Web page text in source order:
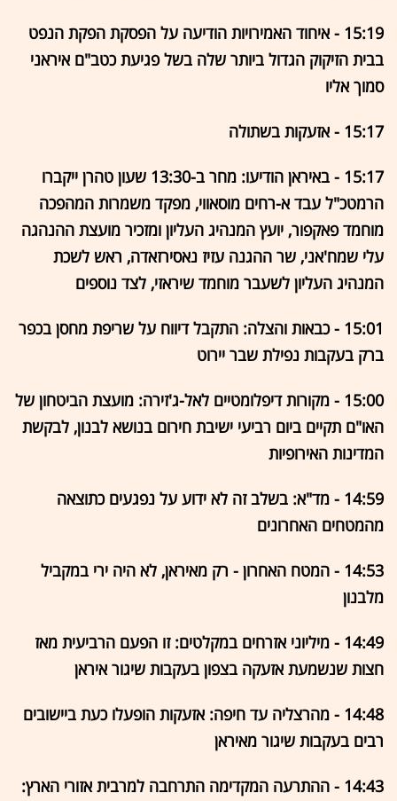
15:19 - איחוד האמירויות הודיעה על הפסקת הפקת הנפט
בבית הזיקוק הגדול ביותר שלה בשל פגיעת כטב"ם איראני
סמוך אליו
15:17 - אזעקות בשתולה
15:17 - באיראן הודיעו: מחר ב-13:30 שעון טהרן ייקברו
הרמטכ"ל עבד א-רחים מוסאווי, מפקד משמרות המהפכה
מוחמד פאקפור, יועץ המנהיג העליון ומזכיר מועצת ההנהגה
עלי שמח'אני, שר ההגנה עזיז נאסירזאדה, ראש לשכת
המנהיג העליון לשעבר מוחמד שיראזי, לצד נוספים
15:01 - כבאות והצלה: התקבל דיווח על שריפת מחסן בכפר
ברק בעקבות נפילת שבר יירוט
15:00 - מקורות דיפלומטיים לאל-ג'זירה: מועצת הביטחון של
האו"ם תקיים ביום רביעי ישיבת חירום בנושא לבנון, לבקשת
המדינות האירופיות
14:59 - מד"א: בשלב זה לא ידוע על נפגעים כתוצאה
מהמטחים האחרונים
14:53 - המטח האחרון - רק מאיראן, לא היה ירי במקביל
מלבנון
14:49 - מיליוני אזרחים במקלטים: זו הפעם הרביעית מאז
חצות שנשמעת אזעקה בצפון בעקבות שיגור איראן
14:48 - מהרצליה עד חיפה: אזעקות הופעלו כעת ביישובים
רבים בעקבות שיגור מאיראן
14:43 - ההתרעה המקדימה התרחבה למרבית אזורי הארץ: